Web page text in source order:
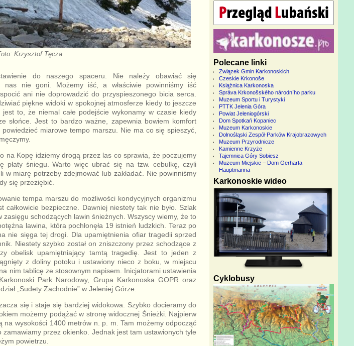
Krzysztof Tęcza
do naszego spaceru. Nie należy obawiać się
nas nie goni. Możemy iść, a właściwie powinniśmy iść
ani nie doprowadzić do przyspieszonego bicia serca.
piękne widoki w spokojnej atmosferze kiedy to jeszcze
to, że niemal całe podejście wykonamy w czasie kiedy
słońce. Jest to bardzo ważne, zapewnia bowiem komfort
miarowe tempo marszu. Nie ma co się spieszyć,
na Kopę idziemy drogą przez las co sprawia, że poczujemy
płaty śniegu. Warto więc ubrać się na tzw. cebulkę, czyli
w miarę potrzeby zdejmować lub zakładać. Nie powinniśmy
się przeziębić.
tempa marszu do możliwości kondycyjnych organizmu
bezpieczne. Dawniej niestety tak nie było. Szlak
zasięgu schodzących lawin śnieżnych. Wszyscy wiemy, że to
lawina, która pochłonęła 19 istnień ludzkich. Teraz po
nie sięga tej drogi. Dla upamiętnienia ofiar tragedii sprzed
Niestety szybko został on zniszczony przez schodzące z
obelisk upamiętniający tamtą tragedię. Jest to jeden z
z doliny potoku i ustawiony nieco z boku, w miejscu
nim tablicę ze stosownym napisem. Inicjatorami ustawienia
Park Narodowy, Grupa Karkonoska GOPR oraz
„Sudety Zachodnie” w Jeleniej Górze.
się i staje się bardziej widokowa. Szybko docieramy do
możemy podążać w stronę widocznej Śnieżki. Najpierw
na wysokości 1400 metrów n. p. m. Tam możemy odpocząć
przez okienko. Jednak jest tam ustawionych tyle
powietrzu.
Polecane linki
Związek Gmin Karkonoskich
Czeskie Krkonoše
Książnica Karkonoska
Správa Krkonošského národního parku
Muzeum Sportu i Turystyki
PTTK Jelenia Góra
Powiat Jeleniogórski
Dom Spotkań Kopaniec
Muzeum Karkonoskie
Dolnośląski Zespół Parków Krajobrazowych
Muzeum Przyrodnicze
Kamienne Krzyże
Tajemnica Góry Sobiesz
Muzeum Miejskie – Dom Gerharta
Hauptmanna
Karkonoskie wideo
Cyklobusy